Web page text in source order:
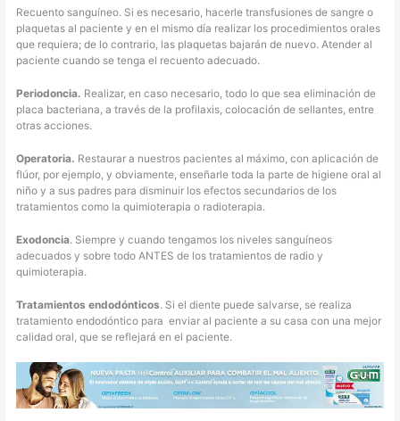
Recuento sanguíneo. Si es necesario, hacerle transfusiones de sangre o
plaquetas al paciente y en el mismo día realizar los procedimientos orales
que requiera; de lo contrario, las plaquetas bajarán de nuevo. Atender al
paciente cuando se tenga el recuento adecuado.
Periodoncia. Realizar, en caso necesario, todo lo que sea eliminación de
placa bacteriana, a través de la profilaxis, colocación de sellantes, entre
otras acciones.
Operatoria. Restaurar a nuestros pacientes al máximo, con aplicación de
flúor, por ejemplo, y obviamente, enseñarle toda la parte de higiene oral al
niño y a sus padres para disminuir los efectos secundarios de los
tratamientos como la quimioterapia o radioterapia.
Exodoncia. Siempre y cuando tengamos los niveles sanguíneos
adecuados y sobre todo ANTES de los tratamientos de radio y
quimioterapia.
Tratamientos endodónticos. Si el diente puede salvarse, se realiza
tratamiento endodóntico para enviar al paciente a su casa con una mejor
calidad oral, que se reflejará en el paciente.